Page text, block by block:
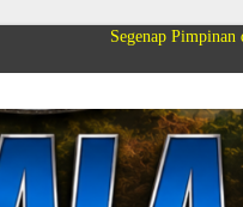
Segenap Pimpinan dan Keluarga